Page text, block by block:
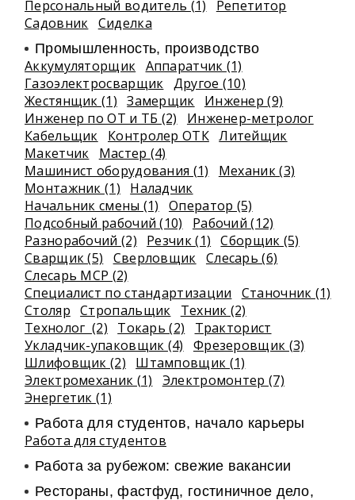
Персональный водитель (1)
Репетитор
Садовник Сиделка
Промышленность, производство
Аккумуляторщик Аппаратчик (1)
Газоэлектросварщик Другое (10)
Жестянщик (1)
Замерщик
Инженер (9)
Инженер по ОТ и ТБ (2)
Инженер-метролог
Кабельщик
Контролер ОТК Литейщик
Макетчик
Мастер (4)
Машинист оборудования (1)
Механик (3)
Монтажник (1)
Наладчик
Начальник смены (1)
Оператор (5)
Подсобный рабочий (10)
Рабочий (12)
Разнорабочий (2)
Резчик (1)
Сборщик (5)
Сварщик (5)
Сверловщик Слесарь (6)
Слесарь МСР (2)
Специалист по стандартизации
Станочник (1)
Столяр Стропальщик
Техник (2)
Технолог (2)
Токарь (2)
Тракторист
Укладчик-упаковщик (4)
Фрезеровщик (3)
Шлифовщик (2)
Штамповщик (1)
Электромеханик (1)
Электромонтер (7)
Энергетик (1)
Работа для студентов, начало карьеры
Работа для студентов
Работа за рубежом: свежие вакансии
Рестораны, фастфуд, гостиничное дело,